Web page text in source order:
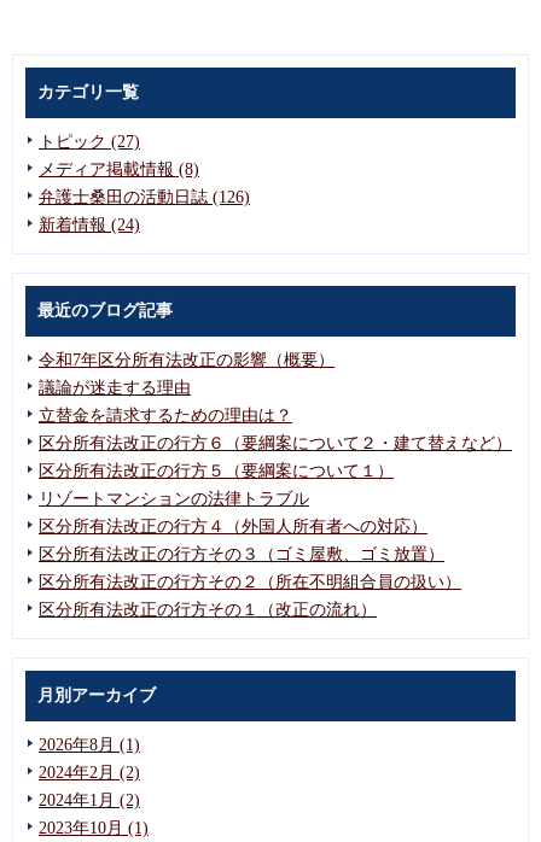
カテゴリ一覧
トピック (27)
メディア掲載情報 (8)
弁護士桑田の活動日誌 (126)
新着情報 (24)
最近のブログ記事
令和7年区分所有法改正の影響（概要）
議論が迷走する理由
立替金を請求するための理由は？
区分所有法改正の行方６（要綱案について２・建て替えなど）
区分所有法改正の行方５（要綱案について１）
リゾートマンションの法律トラブル
区分所有法改正の行方４（外国人所有者への対応）
区分所有法改正の行方その３（ゴミ屋敷、ゴミ放置）
区分所有法改正の行方その２（所在不明組合員の扱い）
区分所有法改正の行方その１（改正の流れ）
月別アーカイブ
2026年8月 (1)
2024年2月 (2)
2024年1月 (2)
2023年10月 (1)